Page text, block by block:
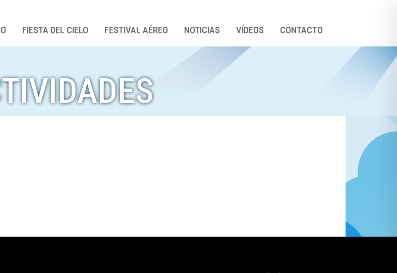
FIESTA DEL CIELO FESTIVAL AÉREO NOTICIAS VÍDEOS CONTACTO